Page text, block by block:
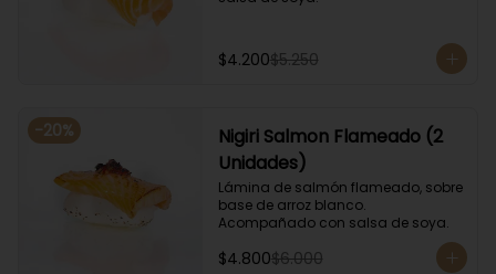
$4.200$5.250
-20%
Nigiri Salmon Flameado (2
Unidades)
Lámina de salmón flameado, sobre
base de arroz blanco.
Acompañado con salsa de soya.
$4.800$6.000